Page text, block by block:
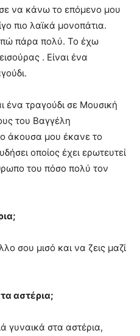
να κάνω το επόμενο μου
πιο λαϊκά μονοπάτια.
πάρα πολύ. Το έχω
. Είναι ένα
ένα τραγούδι σε Μουσική
του Βαγγέλη
άκουσα μου έκανε το
οποίος έχει ερωτευτεί
του πόσο πολύ τον
σου μισό και να ζεις μαζί
αστέρια;
γυναικά στα αστέρια,